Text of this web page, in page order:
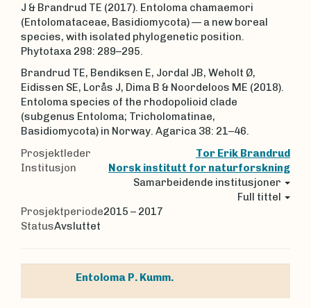
J & Brandrud TE (2017). Entoloma chamaemori
(Entolomataceae, Basidiomycota) — a new boreal
species, with isolated phylogenetic position.
Phytotaxa 298: 289–295.
Brandrud TE, Bendiksen E, Jordal JB, Weholt Ø,
Eidissen SE, Lorås J, Dima B & Noordeloos ME (2018).
Entoloma species of the rhodopolioid clade
(subgenus Entoloma; Tricholomatinae,
Basidiomycota) in Norway. Agarica 38: 21–46.
Prosjektleder
Tor Erik Brandrud
Institusjon
Norsk institutt for naturforskning
Samarbeidende institusjoner
Full tittel
Prosjektperiode2015 – 2017
StatusAvsluttet
Entoloma P. Kumm.